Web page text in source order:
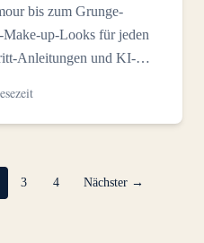
bis zum Grunge-
Make-up-Looks für jeden
Anleitungen und KI-
3 4 Nächster →